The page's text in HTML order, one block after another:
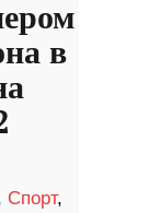
в
Спорт,